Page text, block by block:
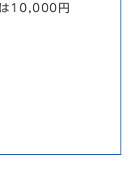
10,000円